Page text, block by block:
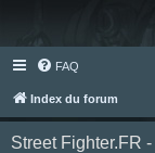
FAQ
Index du forum
Street Fighter.FR